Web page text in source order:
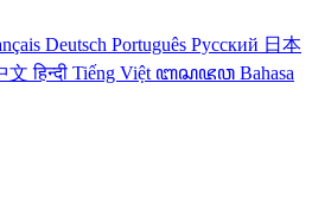
Deutsch Português Русский 日本
文हिन्दी Tiếng Việt ꦧꦱꦗꦮ Bahasa